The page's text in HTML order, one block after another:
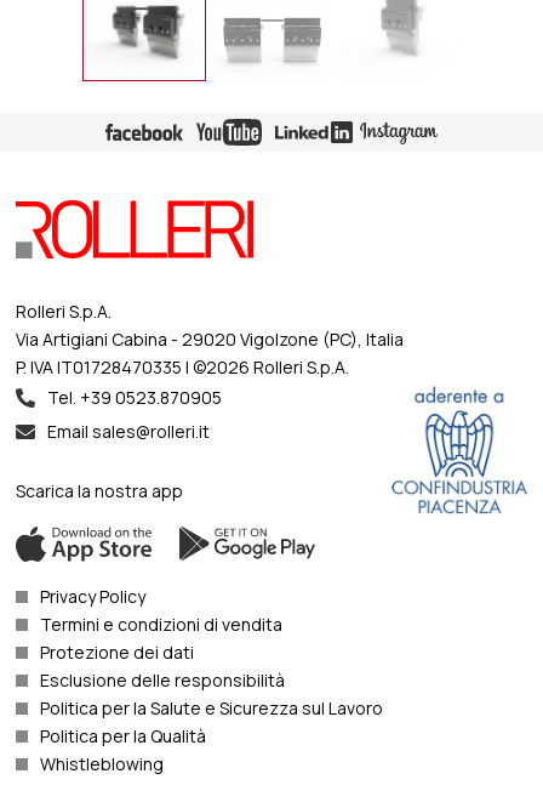
Rolleri S.p.A.
Via Artigiani Cabina - 29020 Vigolzone (PC), Italia
P. IVA IT01728470335 | ©2026 Rolleri S.p.A.
Tel. +39 0523.870905
Email sales@rolleri.it
Scarica la nostra app
Privacy Policy
Termini e condizioni di vendita
Protezione dei dati
Esclusione delle responsibilità
Politica per la Salute e Sicurezza sul Lavoro
Politica per la Qualità
Whistleblowing